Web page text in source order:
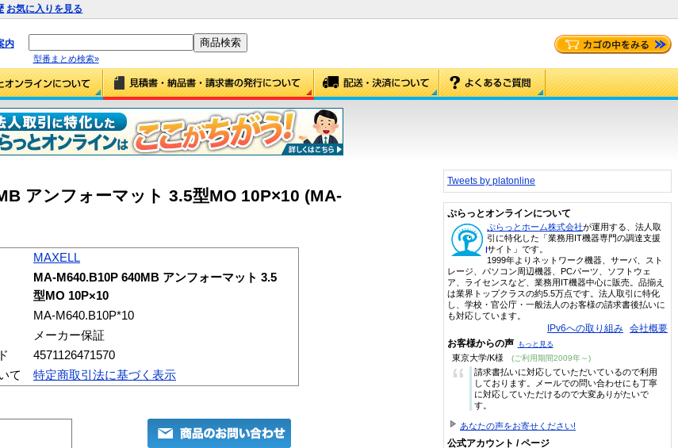
お気に入りを見る
内
型番まとめ検索»
アンフォーマット 3.5型MO 10P×10 (MA-
MAXELL
MA-M640.B10P 640MB アンフォーマット 3.5
型MO 10P×10
MA-M640.B10P*10
メーカー保証
4571126471570
て
特定商取引法に基づく表示
Tweets by platonline
ぷらっとオンラインについて
ぷらっとホーム株式会社が運用する、法人取
引に特化した「業務用IT機器専門の調達支援
サイト」です。
1999年よりネットワーク機器、サーバ、スト
レージ、パソコン周辺機器、PCパーツ、ソフトウェ
ア、ライセンスなど、業務用IT機器中心に販売。品揃え
は業界トップクラスの約5.5万点です。法人取引に特化
し、学校・官公庁・一般法人のお客様の請求書後払いに
も対応しています。
IPv6への取り組み 会社概要
お客様からの声 もっと見る
東京大学/K様 (ご利用期間2009年～)
“
請求書払いに対応していただいているので利用
しております。メールでの問い合わせにも丁寧
に対応していただけるので大変ありがたいで
す。
あなたの声をお寄せください!
公式アカウント / ページ